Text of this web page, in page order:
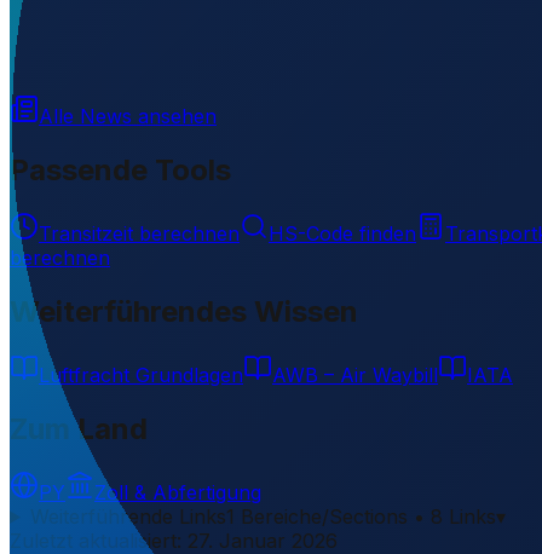
Wird geladen...
Alle News ansehen
Passende Tools
Transitzeit berechnen HS-Code finden
berechnen
Weiterführendes Wissen
Luftfracht Grundlagen AWB – Air Waybill IATA
Zum Land
PY
Zoll & Abfertigung
Weiterführende Links1 Bereiche/Sections • 8 Links▾
Zuletzt aktualisiert: 27. Januar 2026